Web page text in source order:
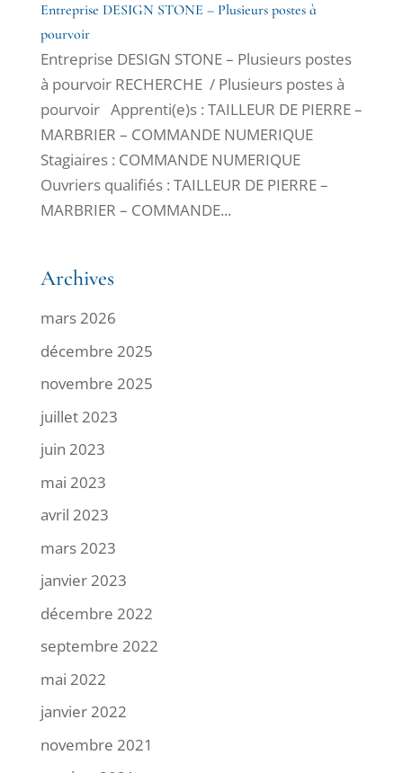
Entreprise DESIGN STONE – Plusieurs postes à
pourvoir
Entreprise DESIGN STONE – Plusieurs postes
à pourvoir RECHERCHE / Plusieurs postes à
pourvoir Apprenti(e)s : TAILLEUR DE PIERRE –
MARBRIER – COMMANDE NUMERIQUE
Stagiaires : COMMANDE NUMERIQUE
Ouvriers qualifiés : TAILLEUR DE PIERRE –
MARBRIER – COMMANDE...
Archives
mars 2026
décembre 2025
novembre 2025
juillet 2023
juin 2023
mai 2023
avril 2023
mars 2023
janvier 2023
décembre 2022
septembre 2022
mai 2022
janvier 2022
novembre 2021